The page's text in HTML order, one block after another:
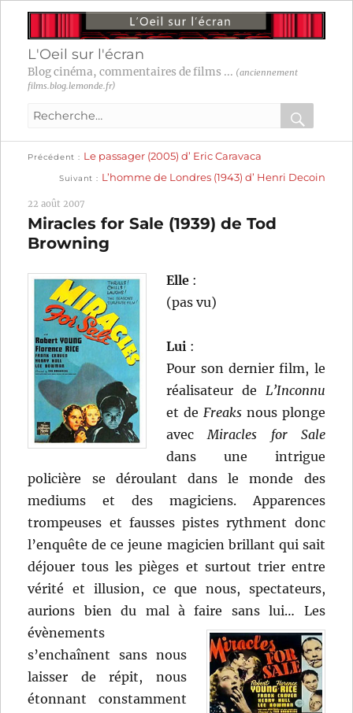
L'Oeil sur l'écran
Blog cinéma, commentaires de films ... (anciennement
films.blog.lemonde.fr)
Recherche
:
OK
Navigation
l’article
Précédent
précédente :
Le passager (2005) d’ Eric Caravaca
Suivant
suivante :
L’homme de Londres (1943) d’ Henri Decoin
22 août 2007
Miracles for Sale (1939) de Tod
Browning
Elle :
(pas vu)
Lui :
Pour son dernier film, le
réalisateur de L’Inconnu
et de Freaks nous plonge
avecMiracles for Sale
dans une intrigue
policière se déroulant dans le monde des
mediums et des magiciens. Apparences
trompeuses et fausses pistes rythment donc
l’enquête de ce jeune magicien brillant qui sait
déjouer tous les pièges et surtout trier entre
vérité et illusion, ce que nous, spectateurs,
aurions bien du mal à faire sans lui… Les
évènements
s’enchaînent sans nous
laisser de répit, nous
étonnant constamment